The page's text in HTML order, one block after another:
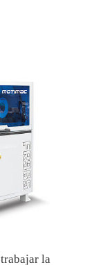
la